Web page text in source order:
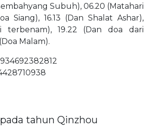
Subuh), 06.20 (Matahari
Siang), 16.13 (Dan Shalat Ashar),
terbenam), 19.22 (Dan doa dari
Malam).
tahun Qinzhou